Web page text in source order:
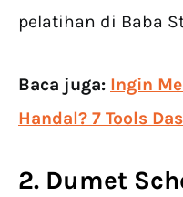
pelatihan di Baba
Baca juga: Ingin
Handal? 7 Tools
2. Dumet